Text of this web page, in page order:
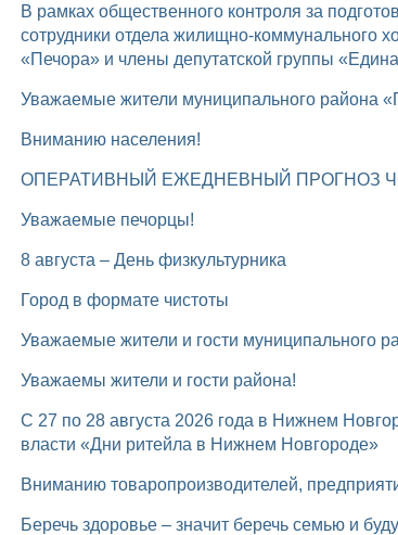
В рамках общественного контроля за подготовкой к предстоящему осенне-зимнему периоду
сотрудники отдела жилищно-коммунального
«Печора» и члены депутатской группы
Уважаемые жители муниципального района
Вниманию населения!
ОПЕРАТИВНЫЙ ЕЖЕДНЕВНЫЙ ПРОГНОЗ ЧС
Уважаемые печорцы!
8 августа – День физкультурника
Город в формате чистоты
Уважаемые жители и гости муниципального
Уважаемы жители и гости района!
с 27 по 28 августа 2026 года в Нижнем Новгороде» пройдет межрегиональный форум бизнеса и
власти «Дни ритейла в Нижнем Новгороде»
Вниманию товаропроизводителей,
Беречь здоровье – значит беречь семью и